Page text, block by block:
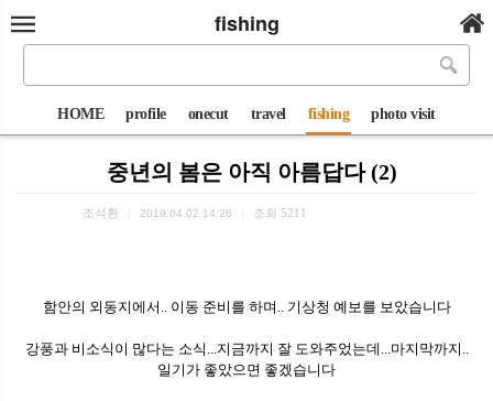
fishing
HOME profile onecut travel fishing photo visit
중년의 봄은 아직 아름답다 (2)
조석환 2019.04.02 14:26 조회 5211
함안의 외동지에서.. 이동 준비를 하며.. 기상청 예보를 보았습니다
강풍과 비소식이 많다는 소식...지금까지 잘 도와주었는데...마지막까지..
일기가 좋았으면 좋겠습니다